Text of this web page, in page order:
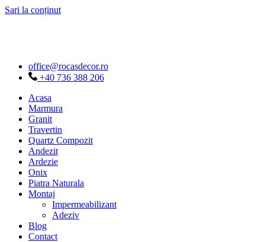
Sari la conținut
office@rocasdecor.ro
+40 736 388 206
Acasa
Marmura
Granit
Travertin
Quartz Compozit
Andezit
Ardezie
Onix
Piatra Naturala
Montaj
Impermeabilizant
Adeziv
Blog
Contact